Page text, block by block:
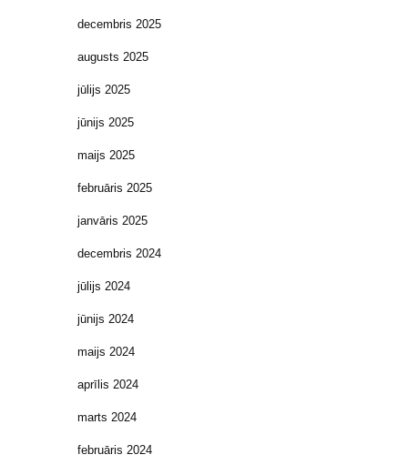
decembris 2025
augusts 2025
jūlijs 2025
jūnijs 2025
maijs 2025
februāris 2025
janvāris 2025
decembris 2024
jūlijs 2024
jūnijs 2024
maijs 2024
aprīlis 2024
marts 2024
februāris 2024